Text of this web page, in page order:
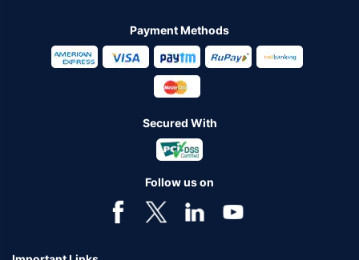
Payment Methods
Secured With
Follow us on